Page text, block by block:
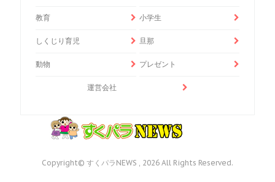
教育 小学生
しくじり育児 旦那
動物 プレゼント
運営会社
Copyright© すくパラNEWS , 2026 All Rights Reserved.